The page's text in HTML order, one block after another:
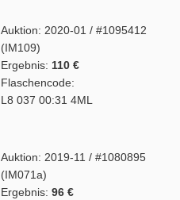
Auktion: 2020-01 / #1095412
(IM109)
Ergebnis: 110 €
Flaschencode:
L8 037 00:31 4ML
Auktion: 2019-11 / #1080895
(IM071a)
Ergebnis: 96 €